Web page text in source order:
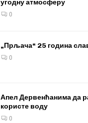
угодну атмосферу
0
„Прљача“ 25 година
0
Апел Дервенћанима да
користе воду
0